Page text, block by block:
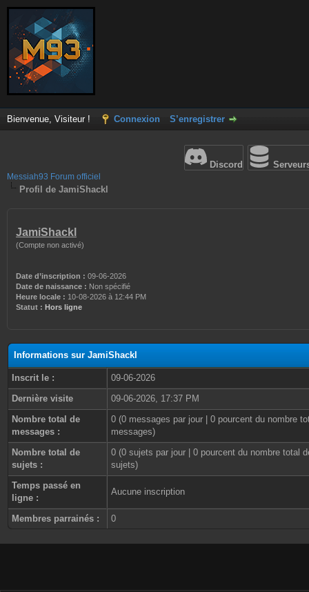
Bienvenue, Visiteur ! Connexion S’enregistrer
Discord
Messiah93 Forum officiel
Profil de JamiShackl
JamiShackl
(Compte non activé)
Date d’inscription : 09-06-2026
Date de naissance : Non spécifié
Heure locale : 10-08-2026 à 12:44 PM
Statut : Hors ligne
Informations sur JamiShackl
Inscrit le :
09-06-2026
Dernière visite
09-06-2026, 17:37 PM
Nombre total de
messages :
0 (0 messages par jour | 0 pourcent du nombre
messages)
Nombre total de
sujets :
0 (0 sujets par jour | 0 pourcent du nombre total
sujets)
Temps passé en
ligne :
Aucune inscription
Membres parrainés : 0